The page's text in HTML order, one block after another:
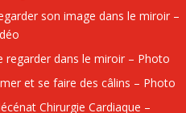
son image dans le miroir –
regarder dans le miroir – Photo
et se faire des câlins – Photo
Chirurgie Cardiaque –